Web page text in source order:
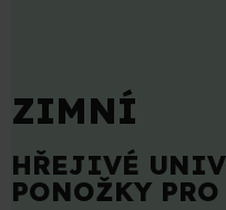
ZIMNÍ
HŘEJIVÉ
PONOŽKY